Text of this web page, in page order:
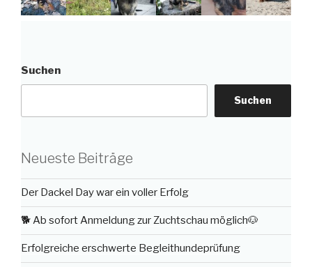
Suchen
Suchen
Neueste Beiträge
Der Dackel Day war ein voller Erfolg
🐕 Ab sofort Anmeldung zur Zuchtschau möglich🐶
Erfolgreiche erschwerte Begleithundeprüfung